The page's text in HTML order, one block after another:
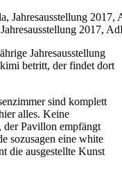
2017,
Jahresausstellung
betritt, der findet dort
sind komplett
alles. Keine
der Pavillon empfängt
sozusagen eine white
die ausgestellte Kunst